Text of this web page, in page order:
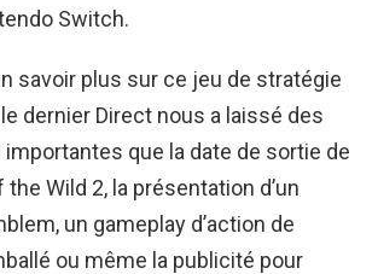
Switch.
savoir plus sur ce jeu de stratégie
dernier Direct nous a laissé des
que la date de sortie de
the Wild 2, la présentation d’un
un gameplay d’action de
ou même la publicité pour